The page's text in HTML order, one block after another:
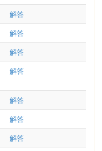
解答
解答
解答
解答
解答
解答
解答